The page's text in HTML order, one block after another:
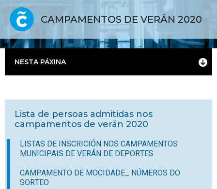
CAMPAMENTOS DE VERÁN 2020
NESTA PÁXINA
Lista de persoas admitidas nos
campamentos de verán 2020
LISTAS DE INSCRICIÓN NOS CAMPAMENTOS
MUNICIPAIS DE VERÁN DE DEPORTES
CAMPAMENTO DE MOCIDADE_ NÚMEROS DO
SORTEO